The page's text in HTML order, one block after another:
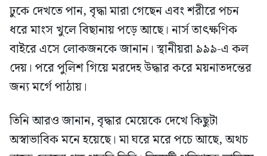
ঢুকে দেখতে পান, বৃদ্ধা মারা গেছেন এবং শরীরে পচন
ধরে মাংস খুলে বিছানায় পড়ে আছে। নার্স তাৎক্ষণিক
বাইরে এসে লোকজনকে জানান। স্থানীয়রা ৯৯৯-এ কল
দেয়। পরে পুলিশ গিয়ে মরদেহ উদ্ধার করে ময়নাতদন্তের
জন্য মর্গে পাঠায়।
তিনি আরও জানান, বৃদ্ধার মেয়েকে দেখে কিছুটা
অস্বাভাবিক মনে হয়েছে। মা ঘরে মরে পচে আছে, অথচ